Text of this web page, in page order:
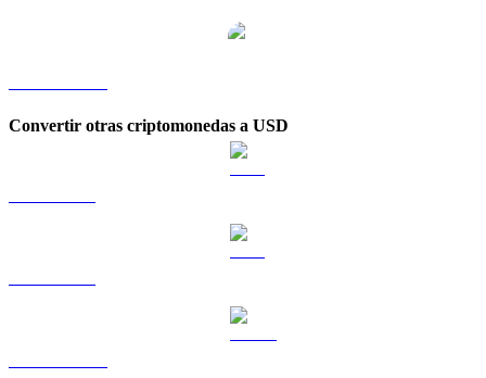
Convertir otras criptomonedas a USD